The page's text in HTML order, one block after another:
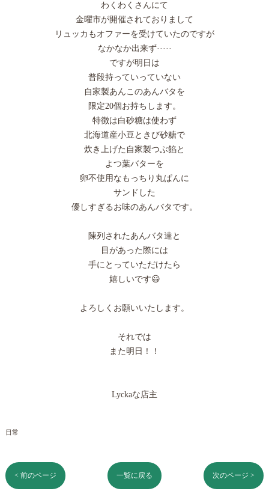
わくわくさんにて
金曜市が開催されておりまして
リュッカもオファーを受けていたのですが
なかなか出来ず·····
ですが明日は
普段持っていっていない
自家製あんこのあんバタを
限定20個お持ちします。
特徴は白砂糖は使わず
北海道産小豆ときび砂糖で
炊き上げた自家製つぶ餡と
よつ葉バターを
卵不使用なもっちり丸ぱんに
サンドした
優しすぎるお味のあんバタです。
陳列されたあんバタ達と
目があった際には
手にとっていただけたら
嬉しいです😃
よろしくお願いいたします。
それでは
また明日！！
Lyckaな店主
日常
< 前のページ 一覧に戻る 次のページ >